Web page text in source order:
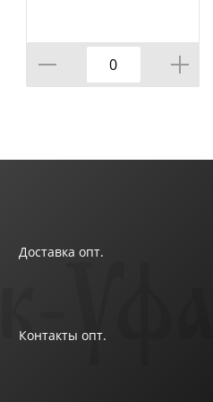
см
Доставка опт.
Контакты опт.